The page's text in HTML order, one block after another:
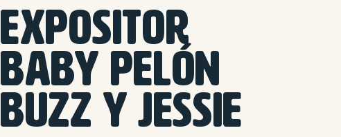
Expositor
Baby Pelón
Buzz y Jessie